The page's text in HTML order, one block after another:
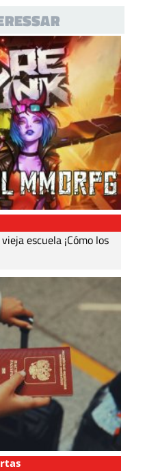
escuela ¡Cómo los